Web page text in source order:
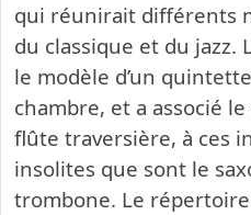
qui réunirait différents
du classique et du jazz.
le modèle d’un
chambre, et a associé
flûte traversière, à ces
insolites que sont le
trombone. Le